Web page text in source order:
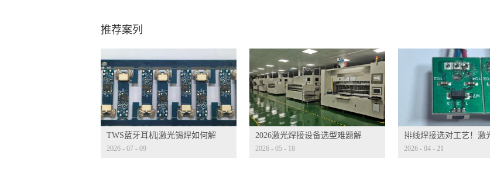
推荐案列
TWS蓝牙耳机|激光锡焊如何解
2026 - 07 - 09
2026激光焊接设备选型难题解
2026 - 05 - 18
排线焊接选对工艺！激
2026 - 04 - 21